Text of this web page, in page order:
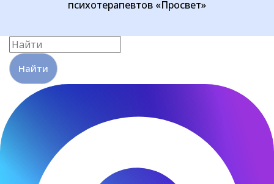
психотерапевтов «Просвет»
Найти